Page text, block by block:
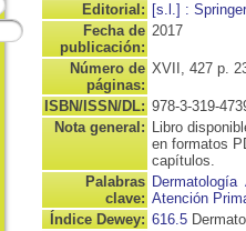
Editorial: [s.l.] : Springer
Fecha de
publicación:
2017
Número de
páginas:
XVII, 427 p.
ISBN/ISSN/DL: 978-3-319-
Nota general: Libro
en formatos
capítulos.
Palabras
clave:
Dermatología
Atención
Índice Dewey: 616.5